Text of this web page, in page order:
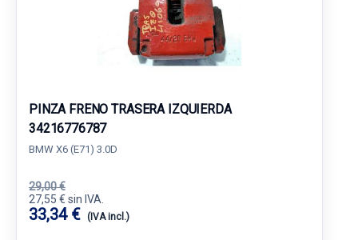
PINZA FRENO TRASERA IZQUIERDA
34216776787
BMW X6 (E71) 3.0D
29,00 €
27,55 € sin IVA.
33,34 € (IVA incl.)